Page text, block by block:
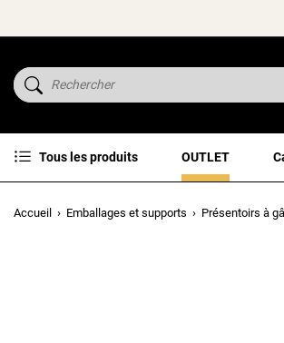
Tous les produits OUTLET
Accueil Emballages et supports Présentoirs à